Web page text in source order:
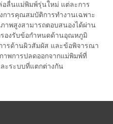
อลื่นแม่พิมพ์รุ่นใหม่ แต่ละการ
ารคุณสมบัติการทำงานเฉพาะ
พสูงสามารถตอบสนองได้ผ่าน
องรับข้อกำหนดด้านอุณหภูมิ
ารด้านผิวสัมผัส และข้อพิจารณา
พการปลดออกจากแม่พิมพ์ที่
ะระบบที่แตกต่างกัน